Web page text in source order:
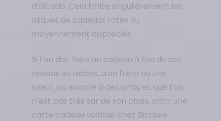
d’illicado. Cela limite singulièrement les
risques de cadeaux ratés ou
moyennement appréciés.
Si l’on doit faire un cadeau à l’un de ses
neveux ou nièces, à un frère ou une
soeur, ou encore à des amis, et que l’on
n’est pas très sûr de son choix, offrir une
carte cadeau valable chez Bizzbee